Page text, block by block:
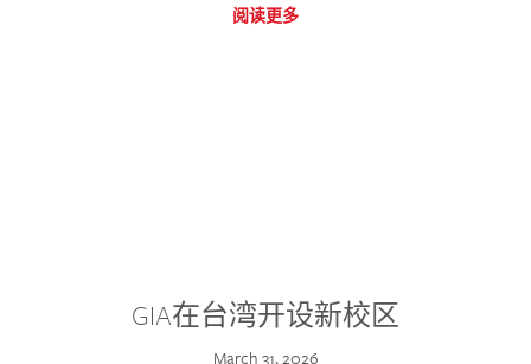
阅读更多
GIA在台湾开设新校区
March 31, 2026